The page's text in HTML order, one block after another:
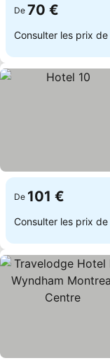
De 70 €
Consulter les prix de
De 101 €
Consulter les prix de